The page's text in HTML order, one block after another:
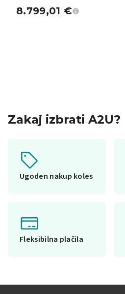
8.799,01 €
Zakaj izbrati A2U?
Ugoden nakup koles
Fleksibilna plačila